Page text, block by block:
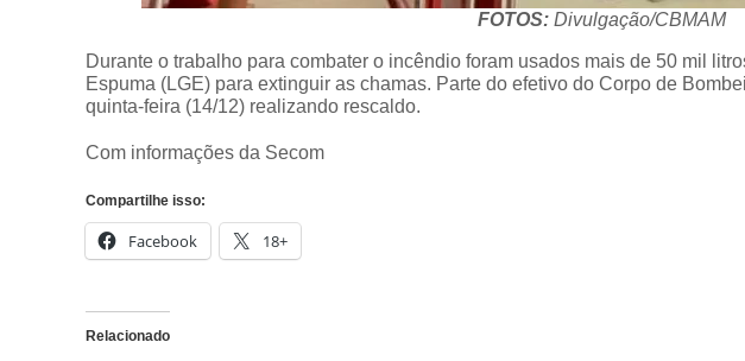
FOTOS: Divulgação/CBMAM
Durante o trabalho para combater o incêndio foram usados mais de 50 mil
Espuma (LGE) para extinguir as chamas. Parte do efetivo do Corpo de
quinta-feira (14/12) realizando rescaldo.
Com informações da Secom
Compartilhe isso:
Facebook 18+
Relacionado